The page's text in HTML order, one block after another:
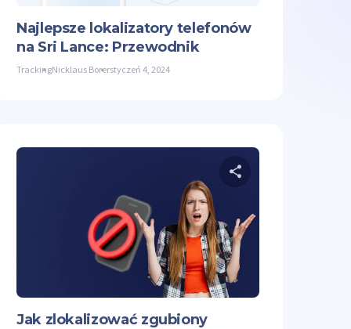
Najlepsze lokalizatory telefonów
na Sri Lance: Przewodnik
TrackingNicklaus Borerstyczeń 4, 2024
Jak zlokalizować zgubiony